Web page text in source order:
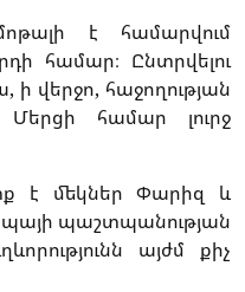
է համարվում
համար։ Ընտրվելու
ի վերջո, հաջողության
Մերցի համար լուրջ
է մեկներ Փարիզ և
պաշտպանության
այժմ քիչ